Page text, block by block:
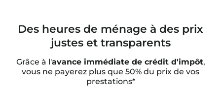
Des heures de ménage à des prix
justes et transparents
Grâce à l'avance immédiate de crédit d'impôt,
vous ne payerez plus que 50% du prix de vos
prestations*